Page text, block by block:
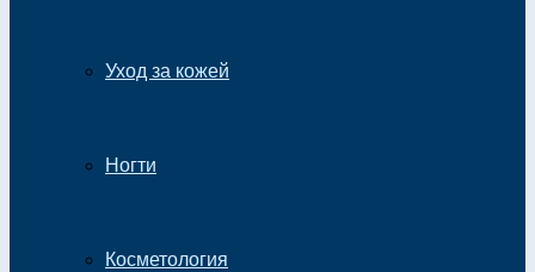
Уход за кожей
Ногти
Косметология